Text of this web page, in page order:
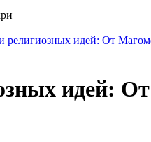
религиозных идей: От
идей: